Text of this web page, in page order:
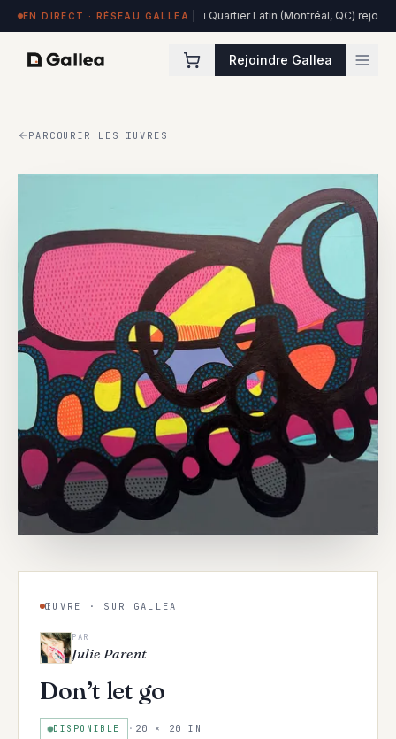
EN DIRECT · RÉSEAU GALLEA
Clinique Médicale Urbaine du Quartier Latin (Montréal, QC) rejoint le
Rejoindre Gallea
PARCOURIR LES ŒUVRES
ŒUVRE · SUR GALLEA
PAR
Julie Parent
Don’t let go
DISPONIBLE · 20 × 20 IN